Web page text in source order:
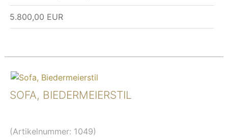
5.800,00 EUR
SOFA, BIEDERMEIERSTIL
(Artikelnummer: 1049)